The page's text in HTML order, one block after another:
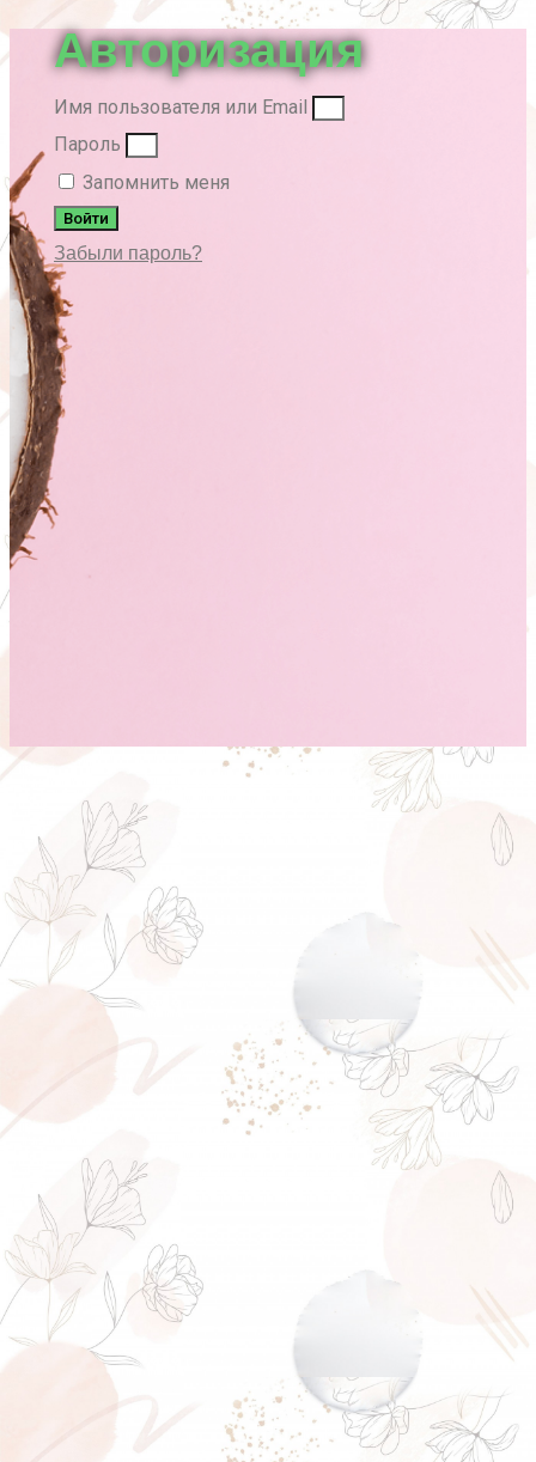
Авторизация
Имя пользователя или Email
Пароль
Запомнить меня
Войти
Забыли пароль?